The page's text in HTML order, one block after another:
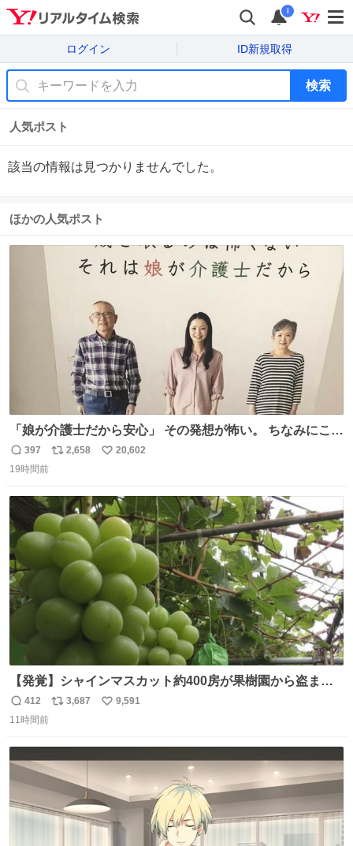
i
ログイン ID新規取得
検索
人気ポスト
該当の情報は見つかりませんでした。
ほかの人気ポスト
「娘が介護士だから安心」 その発想が怖い。 ちなみにこの
ポスターは、介護職の求人や転職支援をしている会社のポ
スターらしい。
返
信
397
リ
数
2,658
い
数
20,602
19時間前
【発覚】シャインマスカット約400房が果樹園から盗まれ
る 栃木・佐野市 news.livedoor.com/article/detail… 被害
に遭った果樹園には防犯カメラなどはなく、シャインマス
ロールを強化する。
返
信
412
リ
ト
数
3,687
い
数
9,591
11時間前